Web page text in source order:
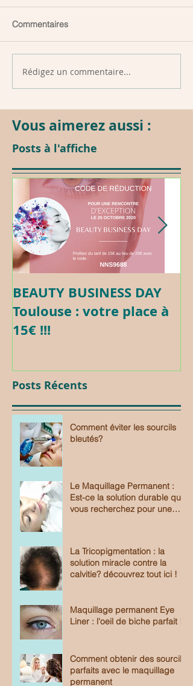
Commentaires
Rédigez un commentaire...
Vous aimerez aussi :
Posts à l'affiche
BEAUTY BUSINESS DAY
Toulouse : votre place à
15€ !!!
Posts Récents
Comment éviter les sourcils
bleutés?
Le Maquillage Permanent :
Est-ce la solution durable que
vous recherchez pour une
La Tricopigmentation : la
solution miracle contre la
calvitie? découvrez tout ici !
Maquillage permanent Eye
Liner : l'oeil de biche parfait !
Comment obtenir des sourcils
parfaits avec le maquillage
permanent